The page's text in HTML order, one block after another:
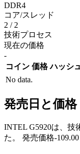
DDR4
コア/スレッド
2 / 2
技術プロセス
現在の価格
-
コイン 価格 ハッシ
No data.
発売日と価格
INTEL G5920は、技
た。 発売価格-109.00